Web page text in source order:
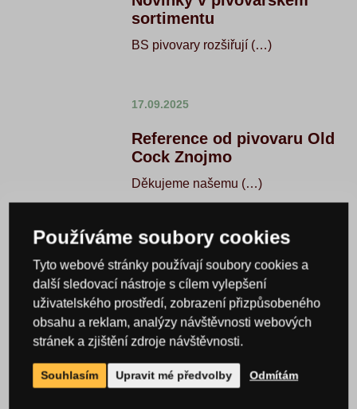
sortimentu
BS pivovary rozšiřují (…)
17.09.2025
Reference od pivovaru Old
Cock Znojmo
Děkujeme našemu (…)
07.04.2025
Tvarůžkový festival s účastí
řemeslných pivovarů
Začátkem dubna se konal (…)
14.10.2024
Používáme soubory cookies
Tyto webové stránky používají soubory cookies a
další sledovací nástroje s cílem vylepšení
uživatelského prostředí, zobrazení přizpůsobeného
obsahu a reklam, analýzy návštěvnosti webových
stránek a zjištění zdroje návštěvnosti.
Souhlasím Upravit mé předvolby Odmítám